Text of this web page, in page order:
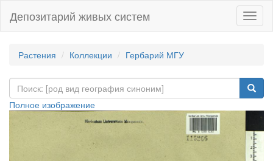
Депозитарий живых систем
Растения Коллекции Гербарий МГУ
Полное изображение